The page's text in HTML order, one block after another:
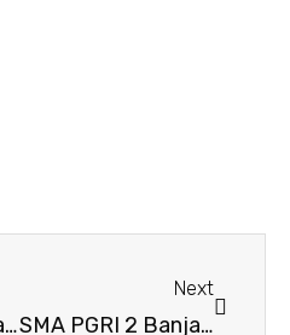
SMA PGRI 2 Banjarmasin Gelar Pembagian dan Presentasi Laporan Hasil Belajar Semester Ganjil 2025/2026
Next
SMA PGRI 2 Banjarmasin Raih Penghargaan Sebagai Sekolah Model Implementasi Pembelajaran Mendalam, Koding dan Kecerdasan Artifisial Tahun 2026